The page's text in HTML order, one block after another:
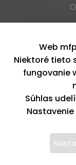
Copyright © 2026,
Tento web
Web
Niektoré tieto
fungovanie
Súhlas